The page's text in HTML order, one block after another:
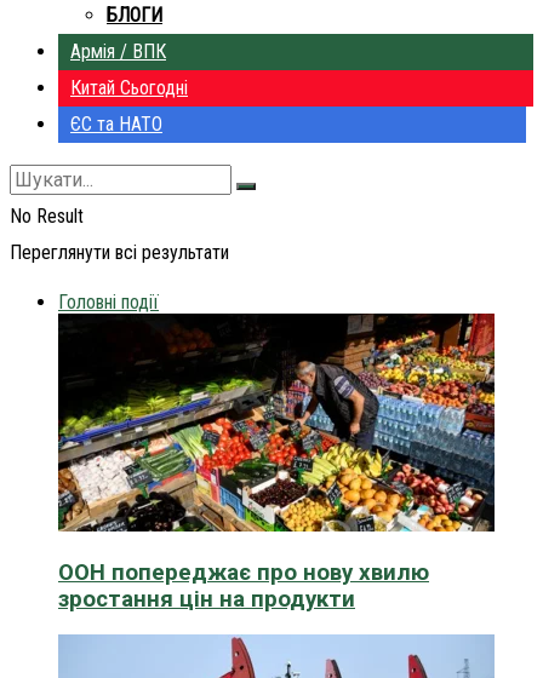
БЛОГИ
Армія / ВПК
Китай Сьогодні
ЄС та НАТО
No Result
Переглянути всі результати
Головні події
ООН попереджає про нову хвилю
зростання цін на продукти